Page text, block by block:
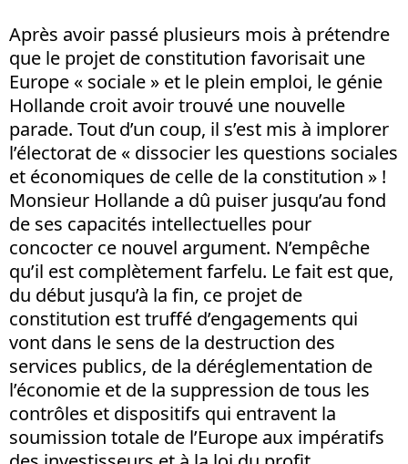
Après avoir passé plusieurs mois à prétendre
que le projet de constitution favorisait une
Europe « sociale » et le plein emploi, le génie
Hollande croit avoir trouvé une nouvelle
parade. Tout d’un coup, il s’est mis à implorer
l’électorat de « dissocier les questions sociales
et économiques de celle de la constitution » !
Monsieur Hollande a dû puiser jusqu’au fond
de ses capacités intellectuelles pour
concocter ce nouvel argument. N’empêche
qu’il est complètement farfelu. Le fait est que,
du début jusqu’à la fin, ce projet de
constitution est truffé d’engagements qui
vont dans le sens de la destruction des
services publics, de la déréglementation de
l’économie et de la suppression de tous les
contrôles et dispositifs qui entravent la
soumission totale de l’Europe aux impératifs